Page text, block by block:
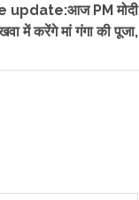
PM मोदी
में करेंगे मां गंगा की पूजा,